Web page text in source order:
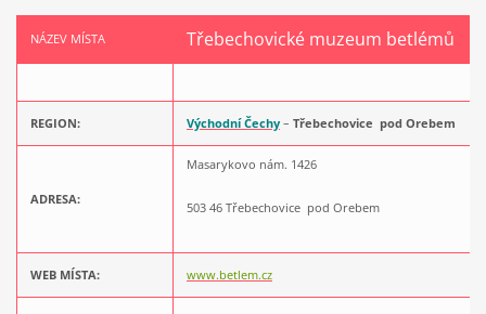
NÁZEV MÍSTA Třebechovické muzeum betlémů
REGION: Východní Čechy – Třebechovice pod Orebem
ADRESA:
Masarykovo nám. 1426
503 46 Třebechovice pod Orebem
WEB MÍSTA: www.betlem.cz